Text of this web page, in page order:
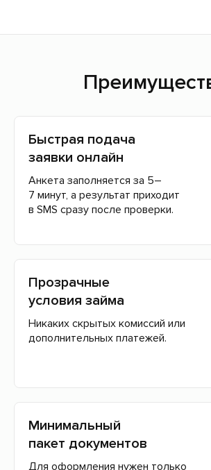
Быстрая подача
заявки онлайн
Анкета заполняется за 5–
7 минут, а результат приходит
в SMS сразу после проверки.
Прозрачные
условия займа
Никаких скрытых комиссий или
дополнительных платежей.
Минимальный
пакет документов
Для оформления нужен только